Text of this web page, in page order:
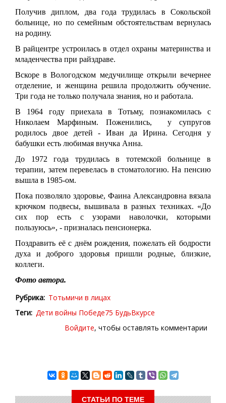
Получив диплом, два года трудилась в Сокольской
больнице, но по семейным обстоятельствам вернулась
на родину.
В райцентре устроилась в отдел охраны материнства и
младенчества при райздраве.
Вскоре в Вологодском медучилище открыли вечернее
отделение, и женщина решила продолжить обучение.
Три года не только получала знания, но и работала.
В 1964 году приехала в Тотьму, познакомилась с
Николаем Марфиным. Поженились, у супругов
родилось двое детей - Иван да Ирина. Сегодня у
бабушки есть любимая внучка Анна.
До 1972 года трудилась в тотемской больнице в
терапии, затем перевелась в стоматологию. На пенсию
вышла в 1985-ом.
Пока позволяло здоровье, Фаина Александровна вязала
крючком подвесы, вышивала в разных техниках. «До
сих пор есть с узорами наволочки, которыми
пользуюсь», - призналась пенсионерка.
Поздравить её с днём рождения, пожелать ей бодрости
духа и доброго здоровья пришли родные, близкие,
коллеги.
Фото автора.
Рубрика Тотьмичи в лицах
Теги Дети войны Победе75 БудьВкурсе
Войдите, чтобы оставлять комментарии
СТАТЬИ ПО ТЕМЕ